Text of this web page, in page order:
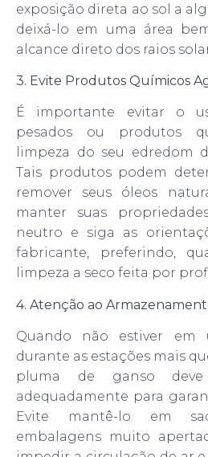
exposição direta ao sol a
deixá-lo em uma área
alcance direto dos raios
3. Evite Produtos Químicos
É importante evitar o
pesados ou produtos
limpeza do seu edredom
Tais produtos podem
remover seus óleos
manter suas
neutro e siga as
fabricante, preferindo,
limpeza a seco feita por
4. Atenção ao
Quando não estiver em
durante as estações mais
pluma de ganso deve
adequadamente para
Evite mantê-lo em
embalagens muito